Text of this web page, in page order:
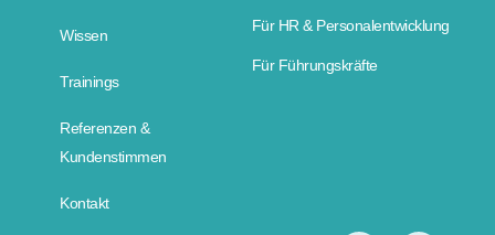
Wissen
Trainings
Referenzen &
Kundenstimmen
Kontakt
Für HR & Personalentwicklung
Für Führungskräfte